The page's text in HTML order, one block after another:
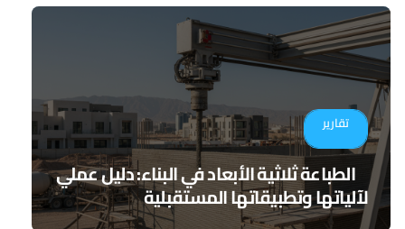
تقارير
الطباعة ثلاثية الأبعاد في البناء: دليل عملي
لآلياتها وتطبيقاتها المستقبلية